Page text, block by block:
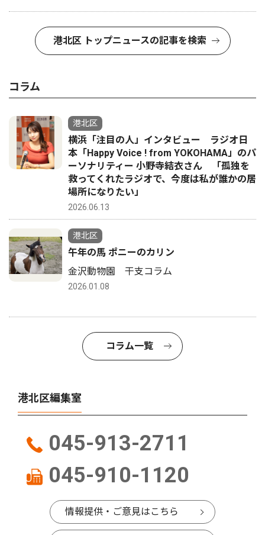
港北区 トップニュースの記事を検索
コラム
港北区
横浜「注目の人」インタビュー ラジオ日
本「Happy Voice ! from YOKOHAMA」のパ
ーソナリティー 小野寺結衣さん 「孤独を
救ってくれたラジオで、今度は私が誰かの居
場所になりたい」
2026.06.13
港北区
午年の馬 ポニーのカリン
金沢動物園 干支コラム
2026.01.08
コラム一覧
港北区編集室
045-913-2711
045-910-1120
情報提供・ご意見はこちら